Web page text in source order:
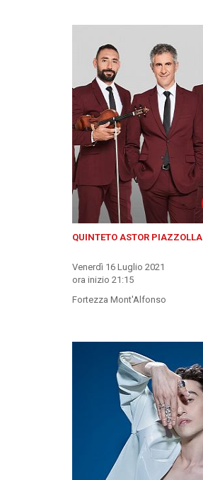
QUINTETO ASTOR PIAZZOLLA
Venerdì 16 Luglio 2021
ora inizio 21:15
Fortezza Mont'Alfonso